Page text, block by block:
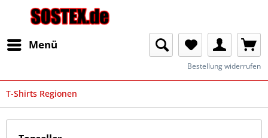
Menü
Bestellung widerrufen
T-Shirts Regionen